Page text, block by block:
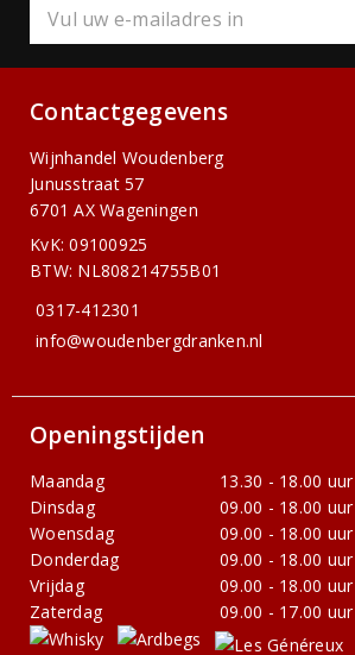
Contactgegevens
Wijnhandel Woudenberg
Junusstraat 57
6701 AX Wageningen
KvK: 09100925
BTW: NL808214755B01
0317-412301
info@woudenbergdranken.nl
Openingstijden
Maandag
13.30 - 18.00 uur
Dinsdag
09.00 - 18.00 uur
Woensdag
09.00 - 18.00 uur
Donderdag
09.00 - 18.00 uur
Vrijdag
09.00 - 18.00 uur
Zaterdag
09.00 - 17.00 uur